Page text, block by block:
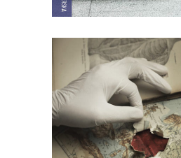
WSZYSTKIE
Trudna do